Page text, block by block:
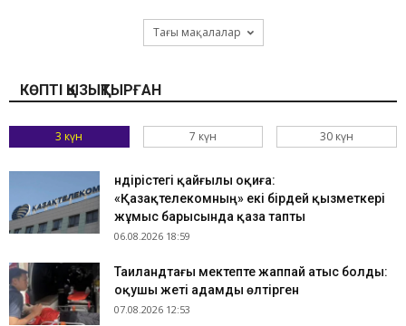
Тағы мақалалар
КӨПТІ ҚЫЗЫҚТЫРҒАН
3 күн 7 күн 30 күн
Өндірістегі қайғылы оқиға:
«Қазақтелекомның» екі бірдей қызметкері
жұмыс барысында қаза тапты
06.08.2026 18:59
Таиландтағы мектепте жаппай атыс болды:
оқушы жеті адамды өлтірген
07.08.2026 12:53